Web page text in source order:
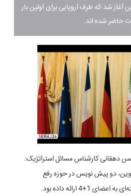
ماه در وین آغاز شد که طرف اروپایی برای اولین بار
حاضر شده اند.
دهقانی کارشناس مسائل استراتژیک:
وین، دو پیش نویس در حوزه رفع
ارائه داده بود.